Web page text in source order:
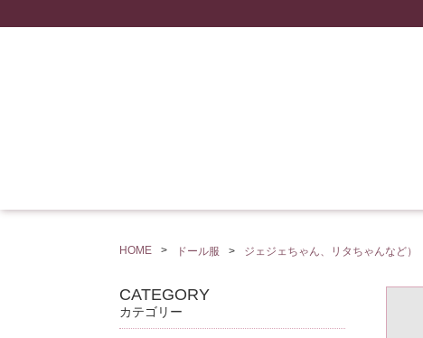
HOME ドール服 ジェジェちゃん、リタちゃんなど）
CATEGORY
カテゴリー